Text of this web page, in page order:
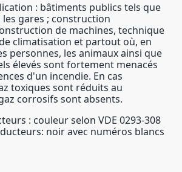
: bâtiments publics tels que
gares ; construction
de machines, technique
climatisation et partout où, en
personnes, les animaux ainsi que
élevés sont fortement menacés
d'un incendie. En cas
toxiques sont réduits au
corrosifs sont absents.
: couleur selon VDE 0293-308
noir avec numéros blancs